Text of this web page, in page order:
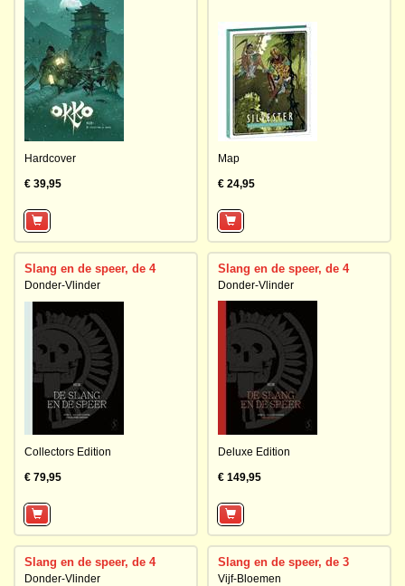
Hardcover
€ 39,95
Map
€ 24,95
Slang en de speer, de 4
Donder-Vlinder
Collectors Edition
€ 79,95
Slang en de speer, de 4
Donder-Vlinder
Deluxe Edition
€ 149,95
Slang en de speer, de 4
Donder-Vlinder
Slang en de speer, de 3
Vijf-Bloemen